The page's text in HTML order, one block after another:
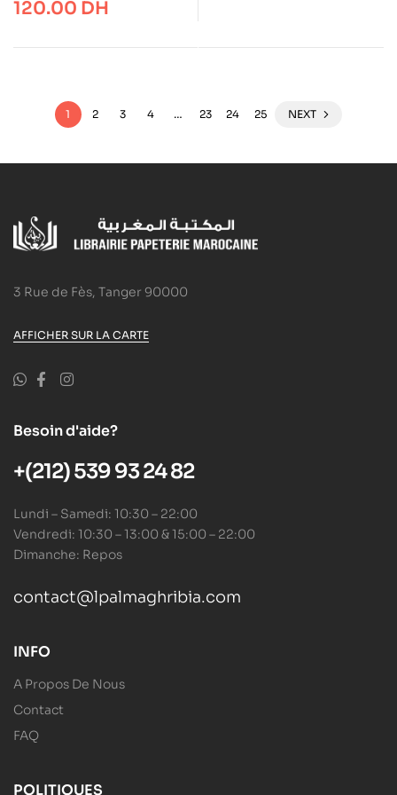
120.00 DH
1 2 3 4 … 23 24 25 NEXT
3 Rue de Fès, Tanger 90000
AFFICHER SUR LA CARTE
Besoin d'aide?
+(212) 539 93 24 82
Lundi – Samedi: 10:30 – 22:00
Vendredi: 10:30 – 13:00 & 15:00 – 22:00
Dimanche: Repos
contact@lpalmaghribia.com
INFO
A Propos De Nous
Contact
FAQ
POLITIQUES